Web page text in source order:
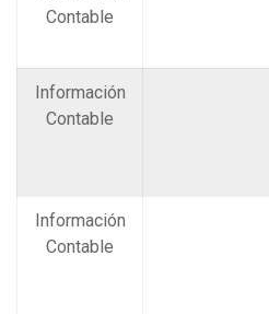
Contable
Información
Contable
Información
Contable